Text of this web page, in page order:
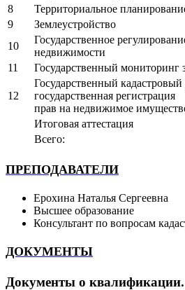
8
Территориальное
9
Землеустройство
10
Государственное
недвижимости
11
Государственный мониторинг
12
Государственный кадастровый
государственная регистрация
прав на недвижимое
Итоговая аттестация
Всего:
ПРЕПОДАВАТЕЛИ
Ерохина Наталья Сергеевна
Высшее образование
Консультант по вопросам
ДОКУМЕНТЫ
Документы о квалификации.